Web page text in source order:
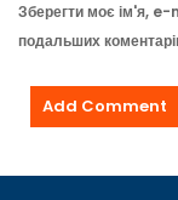
Зберегти моє ім'я, e-
подальших